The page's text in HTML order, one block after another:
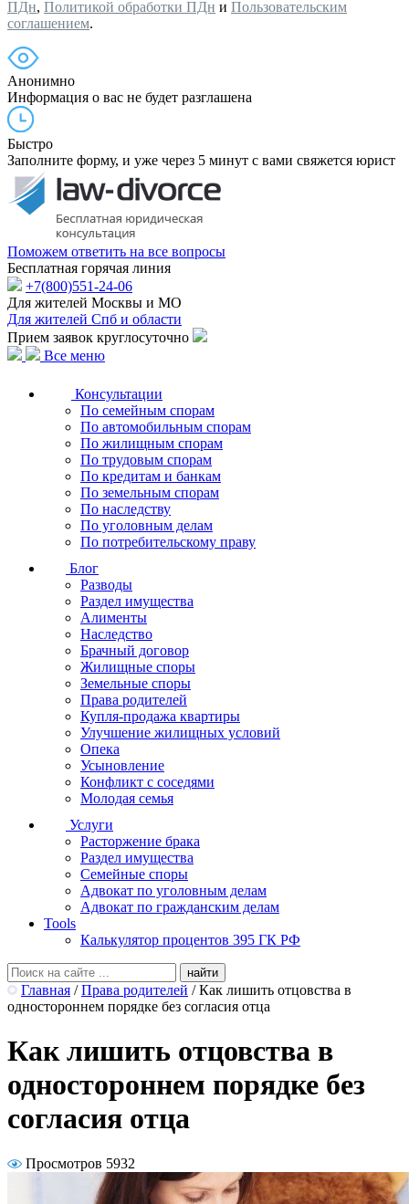
ПДн, Политикой обработки ПДн и Пользовательским
соглашением.
Анонимно
Информация о вас не будет разглашена
Быстро
Заполните форму, и уже через 5 минут с вами свяжется юрист
Поможем ответить на все вопросы
Бесплатная горячая линия
+7(800)551-24-06
Для жителей Москвы и МО
Для жителей Спб и области
Прием заявок круглосуточно
Все меню
Консультации
По семейным спорам
По автомобильным спорам
По жилищным спорам
По трудовым спорам
По кредитам и банкам
По земельным спорам
По наследству
По уголовным делам
По потребительскому праву
Блог
Разводы
Раздел имущества
Алименты
Наследство
Брачный договор
Жилищные споры
Земельные споры
Права родителей
Купля-продажа квартиры
Улучшение жилищных условий
Опека
Усыновление
Конфликт с соседями
Молодая семья
Услуги
Расторжение брака
Раздел имущества
Семейные споры
Адвокат по уголовным делам
Адвокат по гражданским делам
Tools
Калькулятор процентов 395 ГК РФ
Главная / Права родителей / Как лишить отцовства в
одностороннем порядке без согласия отца
Как лишить отцовства в
одностороннем порядке без
согласия отца
Просмотров 5932